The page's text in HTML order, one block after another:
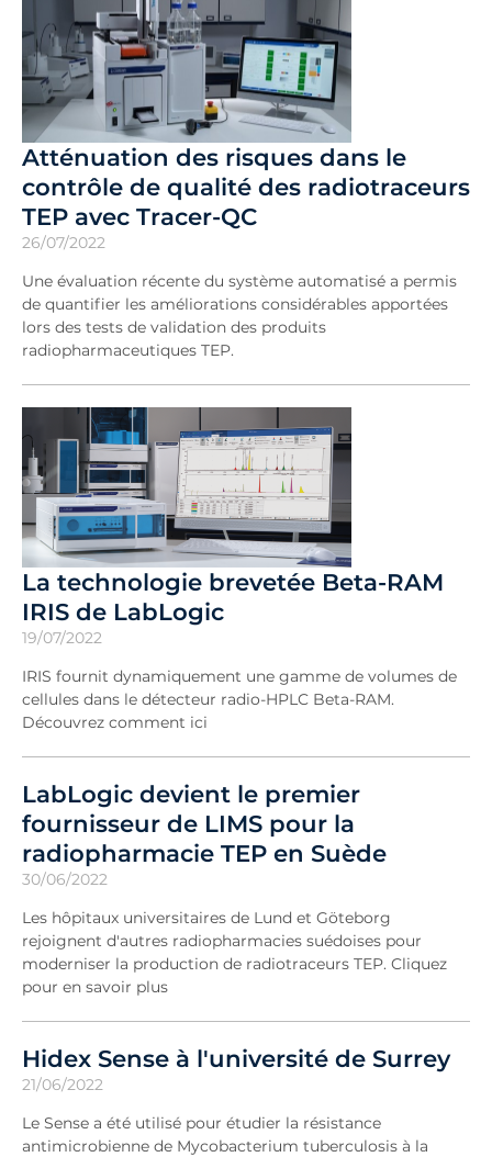
Atténuation des risques dans le
contrôle de qualité des radiotraceurs
TEP avec Tracer-QC
26/07/2022
Une évaluation récente du système automatisé a permis
de quantifier les améliorations considérables apportées
lors des tests de validation des produits
radiopharmaceutiques TEP.
La technologie brevetée Beta-RAM
IRIS de LabLogic
19/07/2022
IRIS fournit dynamiquement une gamme de volumes de
cellules dans le détecteur radio-HPLC Beta-RAM.
Découvrez comment ici
LabLogic devient le premier
fournisseur de LIMS pour la
radiopharmacie TEP en Suède
30/06/2022
Les hôpitaux universitaires de Lund et Göteborg
rejoignent d'autres radiopharmacies suédoises pour
moderniser la production de radiotraceurs TEP. Cliquez
pour en savoir plus
Hidex Sense à l'université de Surrey
21/06/2022
Le Sense a été utilisé pour étudier la résistance
antimicrobienne de Mycobacterium tuberculosis à la